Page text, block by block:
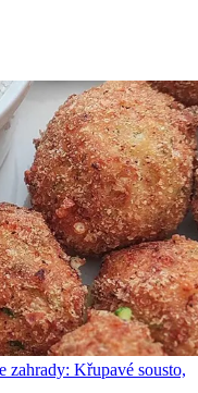
zahrady: Křupavé sousto,